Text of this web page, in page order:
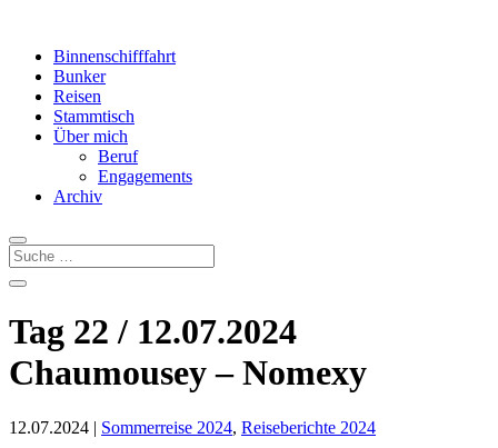
Binnenschifffahrt
Bunker
Reisen
Stammtisch
Über mich
Beruf
Engagements
Archiv
Tag 22 / 12.07.2024
Chaumousey – Nomexy
12.07.2024 | Sommerreise 2024, Reiseberichte 2024